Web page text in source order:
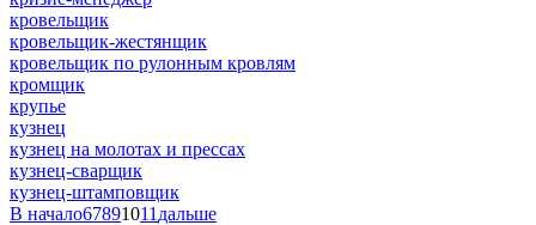
кровельщик
кровельщик-жестянщик
кровельщик по рулонным кровлям
кромщик
крупье
кузнец
кузнец на молотах и прессах
кузнец-сварщик
кузнец-штамповщик
В начало67891011 дальше